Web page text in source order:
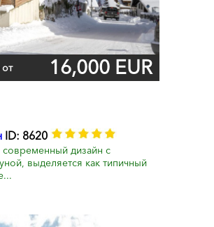
16,000 EUR
ID: 8620
дизайн с
выделяется как типичный